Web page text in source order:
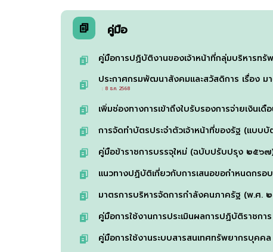
คู่มือ
คู่มือการปฏิบัติงานของเจ้าหน้าที่กลุ่มบริหารทรั
ประกาศกรมพัฒนาสังคมและสวัสดิการ เรื่อง ม
: 8 ธ.ค. 2568
เพิ่มช่องทางการเข้าถึงใบรับรองการจ่ายเงิน
การจัดทำบัตรประจำตัวเจ้าหน้าที่ของรัฐ (แบ
คู่มือข้าราชการบรรจุใหม่ (ฉบับปรับปรุง ๒๕๖
แนวทางปฏิบัติเกี่ยวกับการเสนอขอกำหนดกร
มาตรการบริหารจัดการกำลังคนภาครัฐ (พ.ศ
คู่มือการใช้งานการประเมินผลการปฏิบัติราชก
คู่มือการใช้งานระบบสารสนเทศทรัพยากรบุคคล